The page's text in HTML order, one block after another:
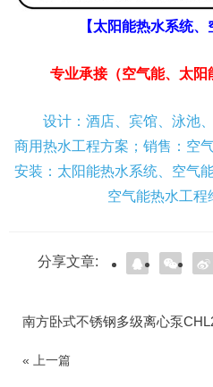
【太阳能热水系统
专业承接（空气能、太
设计：酒店、宾馆、泳池
商用热水工程方案；销售：空
安装：太阳能热水系统、空气
空气能热水工程
分享文章:
南方卧式不锈钢多级离心泵
« 上一篇